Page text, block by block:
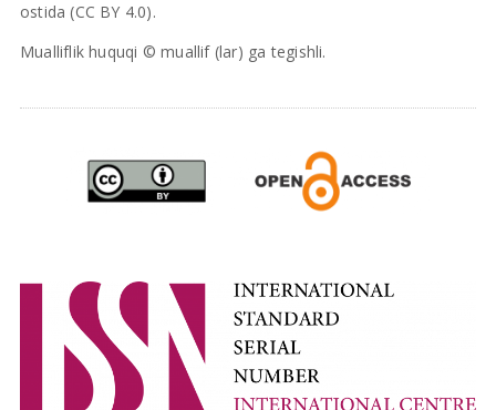
ostida (CC BY 4.0).
Mualliflik huquqi © muallif (lar) ga tegishli.